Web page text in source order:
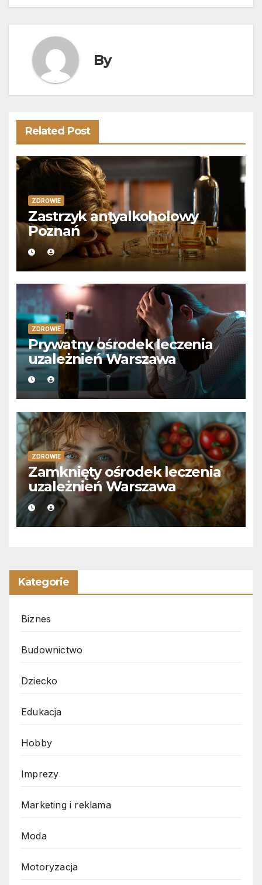
By
Related Post
ZDROWIE
Zastrzyk antyalkoholowy
Poznań
ZDROWIE
Prywatny ośrodek leczenia
uzależnień Warszawa
ZDROWIE
Zamknięty ośrodek leczenia
uzależnień Warszawa
Kategorie
Biznes
Budownictwo
Dziecko
Edukacja
Hobby
Imprezy
Marketing i reklama
Moda
Motoryzacja